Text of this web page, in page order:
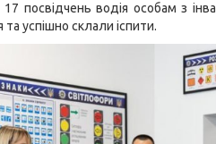
посвідчень водія особам з
успішно склали іспити.